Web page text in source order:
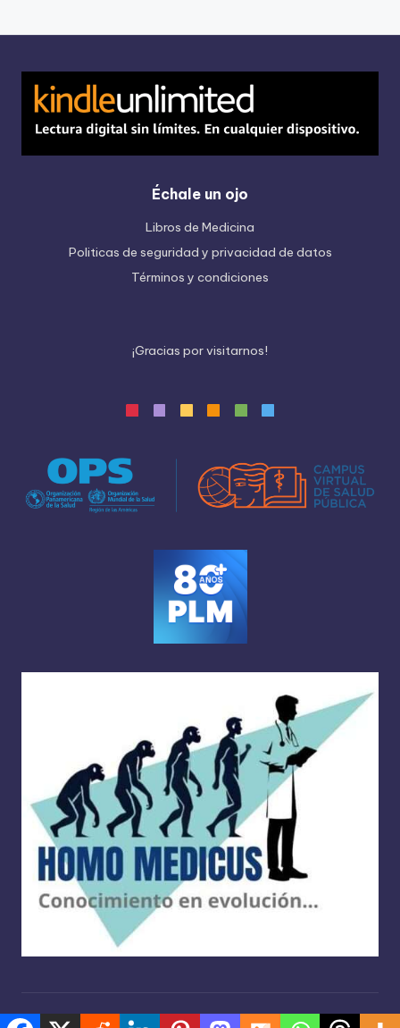
Échale un ojo
Libros de Medicina
Politicas de seguridad y privacidad de datos
Términos y condiciones
¡Gracias porvisitarnos!
Copyright 2026 — Homo medicus . Derechos reservados.